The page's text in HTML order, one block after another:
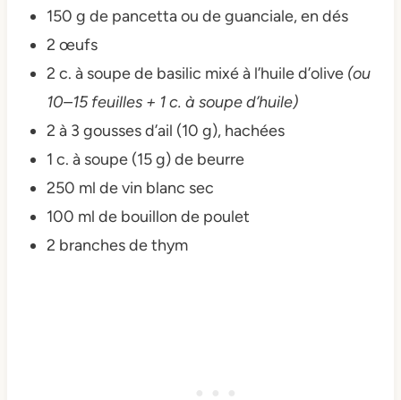
150 g de pancetta ou de guanciale, en dés
2 œufs
2 c. à soupe de basilic mixé à l’huile d’olive (ou
10–15 feuilles + 1 c. à soupe d’huile)
2 à 3 gousses d’ail (10 g), hachées
1 c. à soupe (15 g) de beurre
250 ml de vin blanc sec
100 ml de bouillon de poulet
2 branches de thym